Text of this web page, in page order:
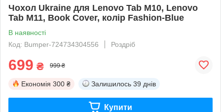
Чохол Ukraine для Lenovo Tab M10, Lenovo
Tab M11, Book Cover, колір Fashion-Blue
В наявності
Код: Bumper-724734304556
Роздріб
699 ₴ 999 ₴
Економія 300 ₴ Залишилось 39 днів
Купити